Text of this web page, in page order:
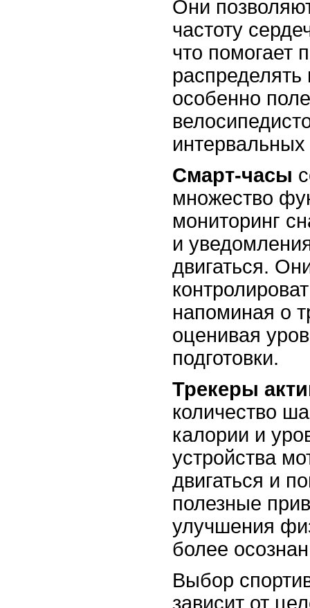
Они
частоту
что помогает
распределять
особенно
интервальных
Смарт-часы
множество
мониторинг
и
двигаться.
напоминая о
оценивая
подготовки.
Трекеры
количество
калории и
устройства
двигаться и
полезные
улучшения
более
Выбор
зависит от